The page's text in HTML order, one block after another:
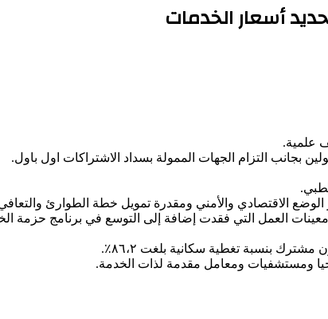
أسعار الخدمات
علمية.
التزام الجهات الممولة بسداد الاشتراكات اول باول.
الاقتصادي والأمني ومقدرة تمويل خطة الطوارئ
العمل التي فقدت إضافة إلى التوسع في برنامج حزمة